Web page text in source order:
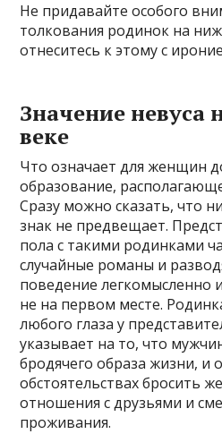
Не придавайте особого
толкования родинок на
отнеситесь к этому с
Значение невуса
веке
Что означает для женщин
образование,
Сразу можно сказать, что
знак не предвещает.
пола с такими родинками
случайные романы и
поведение легкомысленно
не на первом месте.
любого глаза у
указывает на то, что
бродячего образа жизни,
обстоятельствах бросить
отношения с друзьями и
проживания.